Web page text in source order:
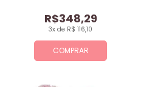
COMPRAR
3x de R$ 116,10
R$348,29